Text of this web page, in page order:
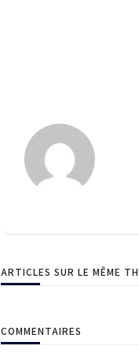
ARTICLES SUR LE MÊME
COMMENTAIRES